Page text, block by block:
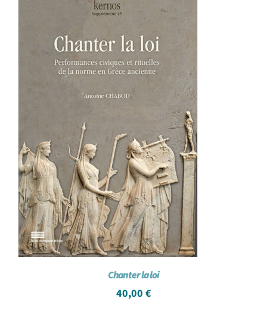
Chanter la loi
40,00 €